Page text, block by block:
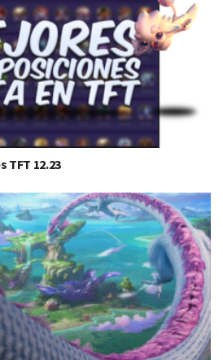
TFT 12.23